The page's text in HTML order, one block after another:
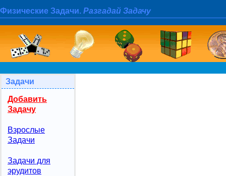
Физические Задачи. Разгадай Задачу
Задачи
Добавить
Задачу
Взрослые
Задачи
Задачи для
эрудитов